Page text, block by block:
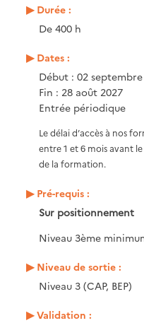
Durée :
De 400 h
Dates :
Début : 02
Fin : 28 août 2027
Entrée périodique
Le délai d’accès à nos
entre 1 et 6 mois avant
de la formation.
Pré-requis :
Sur positionnement
Niveau 3ème
Niveau de sortie :
Niveau 3 (CAP, BEP)
Validation :